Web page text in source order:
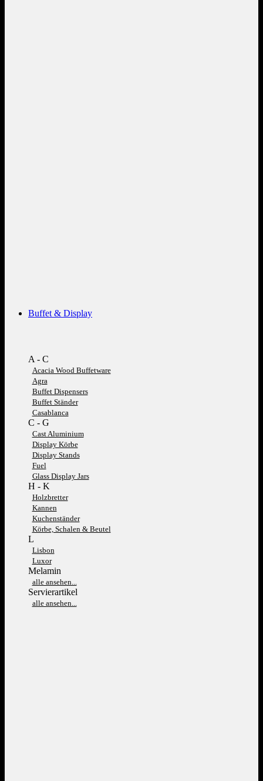
Buffet & Display
A - C
Acacia Wood Buffetware
Agra
Buffet Dispensers
Buffet Ständer
Casablanca
C - G
Cast Aluminium
Display Körbe
Display Stands
Fuel
Glass Display Jars
H - K
Holzbretter
Kannen
Kuchenständer
Körbe, Schalen & Beutel
L
Lisbon
Luxor
Melamin
alle ansehen...
Servierartikel
alle ansehen...